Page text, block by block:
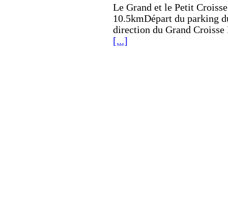
Le Grand et le Petit
10.5kmDépart du parking
direction du Grand Croisse
[...]